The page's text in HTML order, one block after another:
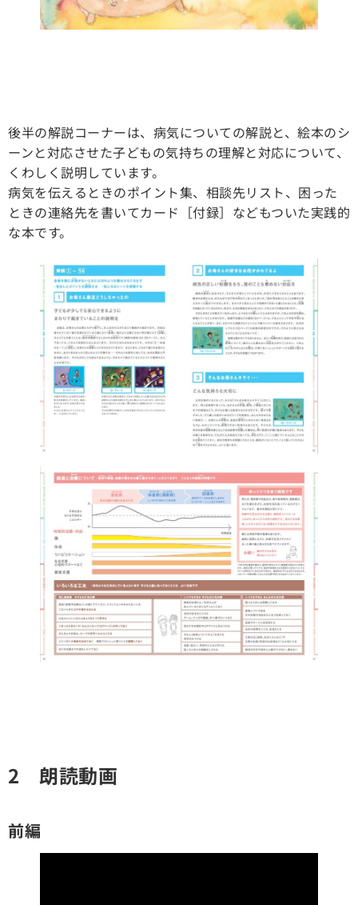
後半の解説コーナーは、病気についての解説と、絵本のシ
ーンと対応させた子どもの気持ちの理解と対応について、
くわしく説明しています。
病気を伝えるときのポイント集、相談先リスト、困った
ときの連絡先を書いてカード［付録］などもついた実践的
な本です。
2 朗読動画
前編